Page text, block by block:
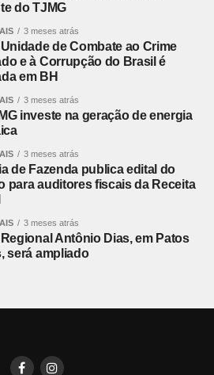
do TJMG
3 meses atrás
de Combate ao Crime
e à Corrupção do Brasil é
em BH
3 meses atrás
investe na geração de energia
3 meses atrás
de Fazenda publica edital do
para auditores fiscais da Receita
3 meses atrás
Antônio Dias, em Patos
será ampliado